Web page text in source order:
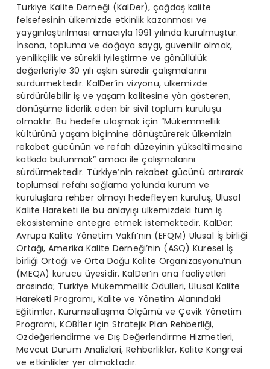
Türkiye Kalite Derneği (KalDer), çağdaş kalite
felsefesinin ülkemizde etkinlik kazanması ve
yaygınlaştırılması amacıyla 1991 yılında kurulmuştur.
İnsana, topluma ve doğaya saygı, güvenilir olmak,
yenilikçilik ve sürekli iyileştirme ve gönüllülük
değerleriyle 30 yılı aşkın süredir çalışmalarını
sürdürmektedir. KalDer’in vizyonu, ülkemizde
sürdürülebilir iş ve yaşam kalitesine yön gösteren,
dönüşüme liderlik eden bir sivil toplum kuruluşu
olmaktır. Bu hedefe ulaşmak için “Mükemmellik
kültürünü yaşam biçimine dönüştürerek ülkemizin
rekabet gücünün ve refah düzeyinin yükseltilmesine
katkıda bulunmak” amacı ile çalışmalarını
sürdürmektedir. Türkiye’nin rekabet gücünü artırarak
toplumsal refahı sağlama yolunda kurum ve
kuruluşlara rehber olmayı hedefleyen kuruluş, Ulusal
Kalite Hareketi ile bu anlayışı ülkemizdeki tüm iş
ekosistemine entegre etmek istemektedir. KalDer;
Avrupa Kalite Yönetim Vakfı’nın (EFQM) Ulusal İş birliği
Ortağı, Amerika Kalite Derneği’nin (ASQ) Küresel İş
birliği Ortağı ve Orta Doğu Kalite Organizasyonu’nun
(MEQA) kurucu üyesidir. KalDer’in ana faaliyetleri
arasında; Türkiye Mükemmellik Ödülleri, Ulusal Kalite
Hareketi Programı, Kalite ve Yönetim Alanındaki
Eğitimler, Kurumsallaşma Ölçümü ve Çevik Yönetim
Programı, KOBİ’ler için Stratejik Plan Rehberliği,
Özdeğerlendirme ve Dış Değerlendirme Hizmetleri,
Mevcut Durum Analizleri, Rehberlikler, Kalite Kongresi
ve etkinlikler yer almaktadır.